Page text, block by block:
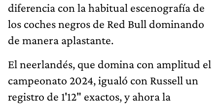
diferencia con la habitual escenografía de
los coches negros de Red Bull dominando
de manera aplastante.
El neerlandés, que domina con amplitud el
campeonato 2024, igualó con Russell un
registro de 1'12" exactos, y ahora la